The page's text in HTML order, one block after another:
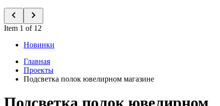
Item 1 of 12
Новинки
Главная
Проекты
Подсветка полок ювелирном магазине